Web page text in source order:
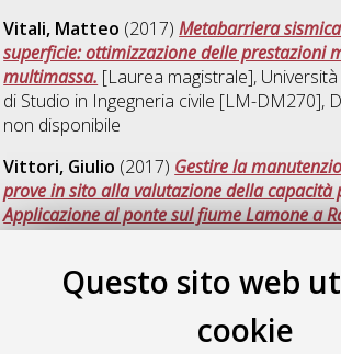
Questo sito web
cookie
Vitali, Matteo (2017)Metabarriera
superficie: ottimizzazione delle prestazioni
multimassa. [Laurea magistrale],
di Studio in Ingegneria civile [LM-DM270],
non disponibile
Vittori, Giulio (2017) Gestire la
prove in sito alla valutazione della capacità
Applicazione al ponte sul fiume Lamone a
magistrale], Università di Bologna, Corso di
riservato.
(2017)Surface waves